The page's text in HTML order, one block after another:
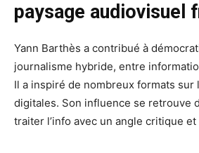
paysage audiovisuel
Yann Barthès a contribué à
journalisme hybride, entre
Il a inspiré de nombreux formats sur
digitales. Son influence se retrouve
traiter l’info avec un angle critique et